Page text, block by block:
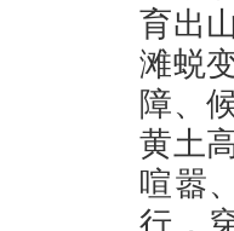
育出
滩蜕
障、
黄土
喧嚣
行，